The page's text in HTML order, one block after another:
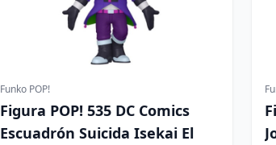
Funko POP!
Figura POP! 535 DC Comics
Escuadrón Suicida Isekai El